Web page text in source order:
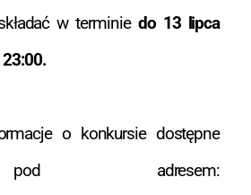
w terminie do 13 lipca
o konkursie dostępne
adresem: